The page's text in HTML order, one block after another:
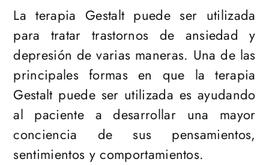
La terapia Gestalt puede ser utilizada
para tratar trastornos de ansiedad y
depresión de varias maneras. Una de las
principales formas en que la terapia
Gestalt puede ser utilizada es ayudando
al paciente a desarrollar una mayor
conciencia de sus pensamientos,
sentimientos y comportamientos.